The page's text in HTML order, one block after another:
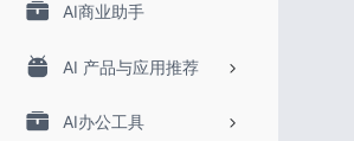
AI商业助手
AI 产品与应用推荐
AI办公工具